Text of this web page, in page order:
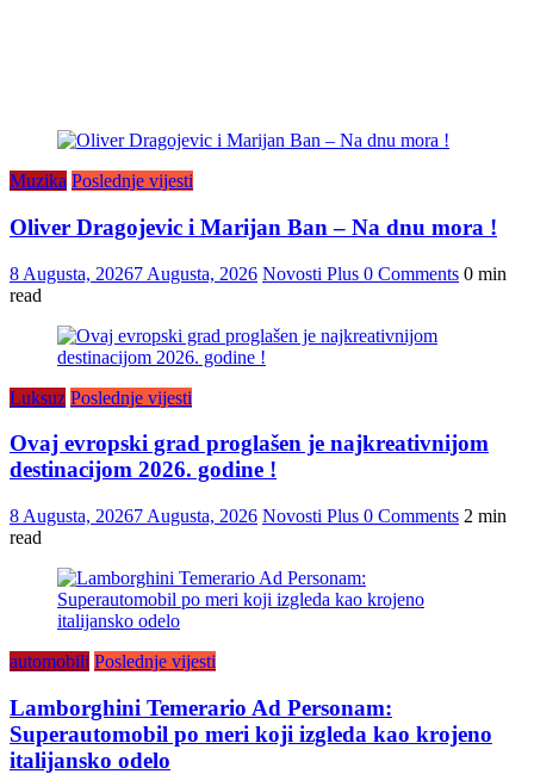
Muzika Poslednje vijesti
Oliver Dragojevic i Marijan Ban – Na dnu mora !
8 Augusta, 20267 Augusta, 2026 Novosti Plus 0 Comments 0 min
read
Luksuz Poslednje vijesti
Ovaj evropski grad proglašen je najkreativnijom
destinacijom 2026. godine !
8 Augusta, 20267 Augusta, 2026 Novosti Plus 0 Comments 2 min
read
automobili Poslednje vijesti
Lamborghini Temerario Ad Personam:
Superautomobil po meri koji izgleda kao krojeno
italijansko odelo